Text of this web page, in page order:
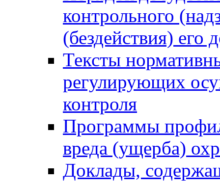
контрольного
(бездействия)
Тексты
регулирующих
контроля
Программы
вреда (ущерба)
Доклады,